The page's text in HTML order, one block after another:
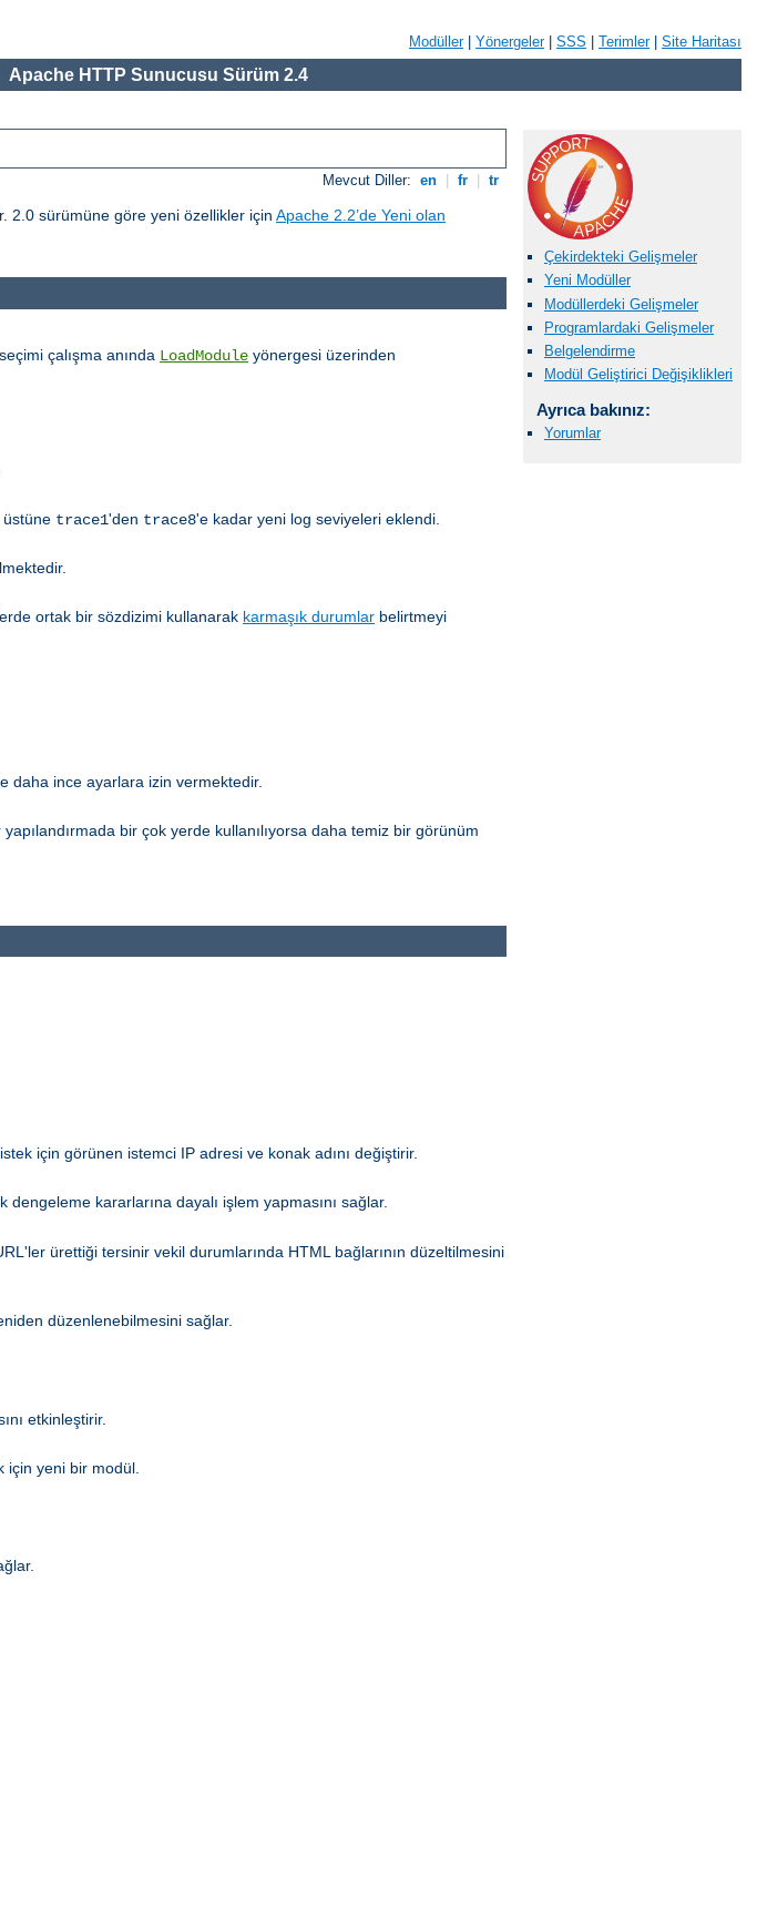
Modüller| Yönergeler| SSS Terimler| Site Haritası
Apache HTTP Sunucusu Sürüm 2.4
Mevcut Diller: en fr tr
2.0 sürümüne göre yeni özellikler için Apache 2.2’de Yeni olan
Çekirdekteki Gelişmeler
Yeni Modüller
Modüllerdeki Gelişmeler
Programlardaki Gelişmeler
Belgelendirme
Modül Geliştirici Değişiklikleri
Ayrıca bakınız:
Yorumlar
çalışma anında LoadModule yönergesi üzerinden
üstüne trace1'den trace8'e kadar yeni log seviyeleri eklendi.
ortak bir sözdizimi kullanarak karmaşık durumlar belirtmeyi
daha ince ayarlara izin vermektedir.
bir çok yerde kullanılıyorsa daha temiz bir görünüm
için görünen istemci IP adresi ve konak adını değiştirir.
kararlarına dayalı işlem yapmasını sağlar.
ürettiği tersinir vekil durumlarında HTML bağlarının düzeltilmesini
düzenlenebilmesini sağlar.
etkinleştirir.
için yeni bir modül.